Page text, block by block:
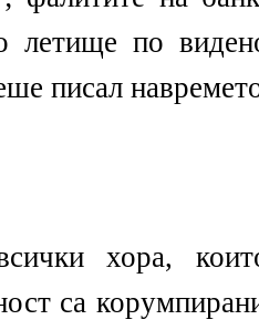
летище по
писал
хора,
са